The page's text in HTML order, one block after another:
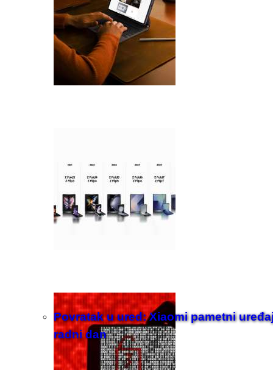
Povratak u ured: Xiaomi pametni
radni dan